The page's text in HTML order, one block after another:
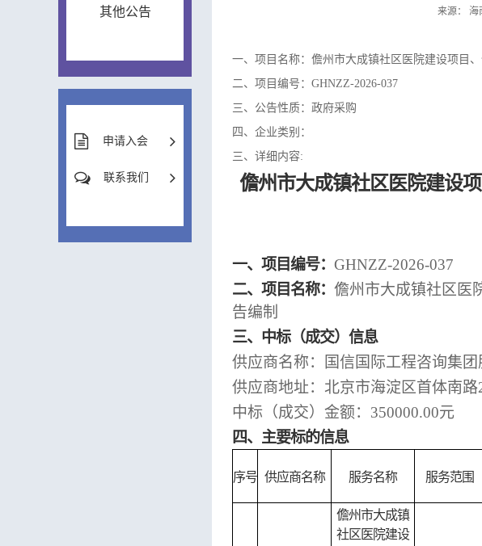
其他公告
申请入会
联系我们
来源：
一、项目名称：儋州市大成镇社区医院建设项目
二、项目编号：GHNZZ-2026-037
三、公告性质：政府采购
四、企业类别：
三、详细内容:
儋州市大成镇社区医院建设
一、项目编号： GHNZZ-2026-037
二、项目名称： 儋州市大成镇社区医
告编制
三、中标（成交）信息
供应商名称：国信国际工程咨询集团
供应商地址：北京市海淀区首体南路
中标（成交）金额： 350000.00元
四、主要标的信息
序号 供应商名称 服务名称 服务范围
儋州市大成镇
社区医院建设